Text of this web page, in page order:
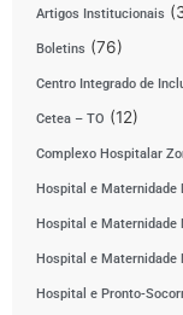
Artigos Institucionais
Boletins (76)
Centro Integrado de
Cetea – TO (12)
Complexo Hospitalar
Hospital e Maternidade
Hospital e Maternidade
Hospital e Maternidade
Hospital e Pronto-